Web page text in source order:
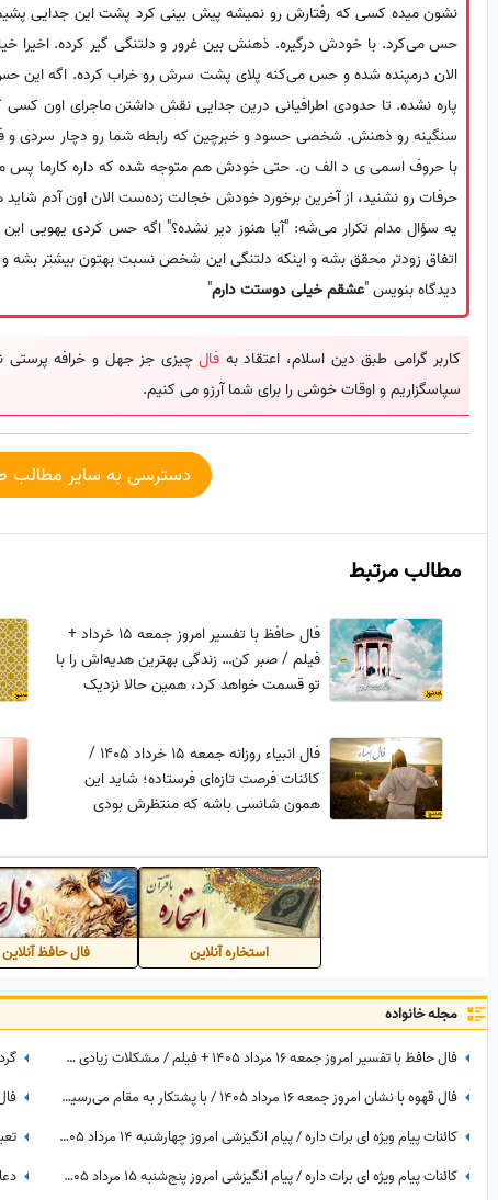
نشون میده کسی که رفتارش رو نمیشه پیش بینی کرد‌ پشت این جدایی
حس می‌کرد. با خودش درگیره. ذهنش بین غرور و دلتنگی گیر کرده. اخیرا
الان درمپنده شده و حس می‌کنه پلای پشت سرش رو خراب کرده. اگه این
پاره نشده. تا حدودی اطرافیانی درین جدایی نقش داشتن ماجرای اون
سنگینه رو ذهنش. شخصی حسود و خبرچین که رابطه شما رو دچار سردی
با حروف اسمی ی د الف ن. حتی خودش هم متوجه شده که داره کارما پس میده
حرفات رو نشنید، از آخرین برخورد خودش خجالت زده‌ست الان اون آدم
یه سؤال مدام تکرار می‌شه: "آیا هنوز دیر نشده؟" اگه حس کردی یهویی
اتفاق زودتر محقق بشه و اینکه دلتنگی این شخص نسبت بهتون بیشتر بشه
دیدگاه بنویس "عشقم خیلی دوستت دارم"
کاربر گرامی طبق دین اسلام، اعتقاد به فالچیزی جز جهل و خرافه پرستی
سپاسگزاریم و اوقات خوشی را برای شما آرزو می کنیم.
دسترسی به سایر مطالب
مطالب مرتبط
فال حافظ با تفسیر امروز جمعه 15 خرداد +
فیلم / صبر کن… زندگی بهترین هدیه‌اش را با
تو قسمت خواهد کرد، همین حالا نزدیک
فال انبیاء روزانه جمعه 15 خرداد 1405 /
کائنات فرصت تازه‌ای فرستاده؛ شاید این
همون شانسی باشه که منتظرش بودی
استخاره آنلاین فال حافظ آنلاین
مجله خانواده
فال حافظ با تفسیر امروز جمعه 16 مرداد 1405 + فیلم / مشکلات زیادی سر راه تان وجود دارد اما ...
فال قهوه با نشان امروز جمعه 16 مرداد 1405 / با پشتکار به مقام می‌رسید، از حیله دوستان خود را پنهان کنید
کائنات پیام ویژه ای برات داره / پیام انگیزشی امروز چهارشنبه 14 مرداد 1405 برای متولدین فروردین تا اسفند: اگر می‌خواهیش رهاش نکن + ویدئو
کائنات پیام ویژه ای برات داره / پیام انگیزشی امروز پنج‌شنبه 15 مرداد 1405 برای متولدین فروردین تا اسفند: هرگز، هرگز تسلیم نشو + ویدئو